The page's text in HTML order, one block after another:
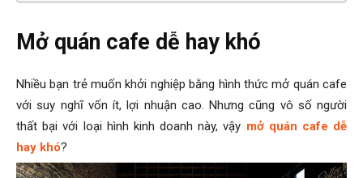
Mở quán cafe dễ hay khó
Nhiều bạn trẻ muốn khởi nghiệp bằng hình thức mở quán cafe
với suy nghĩ vốn ít, lợi nhuận cao. Nhưng cũng vô số người
thất bại với loại hình kinh doanh này, vậy mở quán cafe dễ
hay khó?